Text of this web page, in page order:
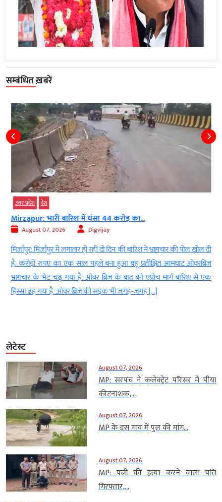
सम्बंधित ख़बरें
उत्तर प्रदेश देश
Mirzapur: भारी बारिश में धंसा 44 करोड़ का...
August 07, 2026 Digvijay
मिर्जापुर: मिर्जापुर में लगातार हो रही दो दिन की बारिश ने भ्रष्टाचार की पोल खोल दी
है. करोड़ों रुपए का एक साल पहले बना हुआ बहू प्रतीक्षित आमघाट ओवरब्रिज
भ्रष्टाचार के भेट चढ़ गया है. ओवर ब्रिज के बाद बने एप्रोच मार्ग बारिश से एक
हिस्सा ढह गया है. ओवर ब्रिज की सड़क भी जगह-जगह […]
लेटेस्ट
August 07, 2026
MP: सरपंच ने कलेक्ट्रेट परिसर में पीया
कीटनाशक,...
August 07, 2026
MP के इस गांव में पुल की मांग...
August 07, 2026
MP: पत्नी की हत्या करने वाला पति
गिरफ्तार,...